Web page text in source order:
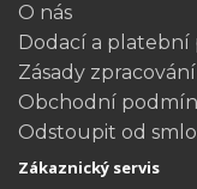
O nás
Dodací a
Zásady
Obchodní
Odstoupit od
Zákaznický servis